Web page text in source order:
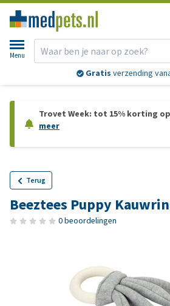
Menu
Gratis verzending
Trovet Week: tot 15% korting
meer
Terug
Beeztees Puppy
0 beoordelingen